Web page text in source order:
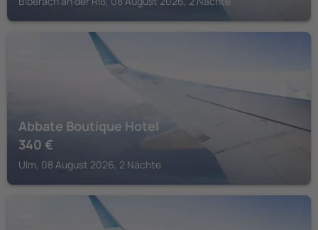
Abbate Boutique Hotel
340 €
Ulm, 08 August 2026, 2 Nächte